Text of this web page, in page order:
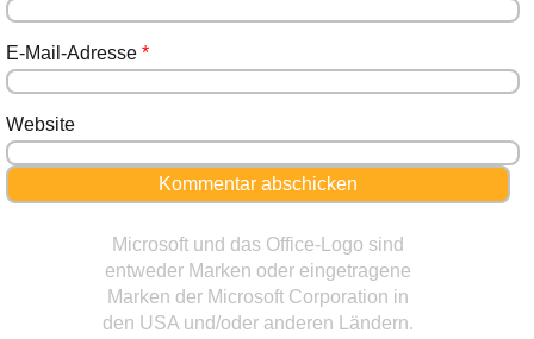
E-Mail-Adresse *
Website
Microsoft und das Office-Logo sind
entweder Marken oder eingetragene
Marken der Microsoft Corporation in
den USA und/oder anderen Ländern.